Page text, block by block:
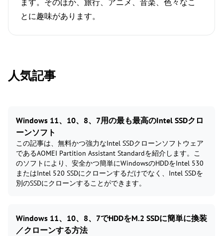
ます。そのほか、旅行、アニメ、音楽、色々なこ
とに趣味があります。
人気記事
Windows 11、10、8、7用の最も最高のIntel SSDクロ
ーンソフト
この記事は、無料かつ強力なIntel SSDクローンソフトウェア
であるAOMEI Partition Assistant Standardを紹介します。こ
のソフトにより、安全かつ簡単にWindowsのHDDをIntel 530
またはIntel 520 SSDにクローンするだけでなく、Intel SSDを
別のSSDにクローンすることができます。
Windows 11、10、8、7でHDDをM.2 SSDに簡単に換装
／クローンする方法